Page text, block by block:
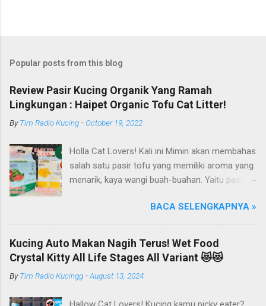
Popular posts from this blog
Review Pasir Kucing Organik Yang Ramah
Lingkungan : Haipet Organic Tofu Cat Litter!
ByTim Radio Kucing -October 19, 2022
Holla Cat Lovers! Kali ini Mimin akan membahas
salah satu pasir tofu yang memiliki aroma yang
menarik, kaya wangi buah-buahan. Yaitu pasir
Haipet merupakan salah satu merk produk
kucing yang diproduksi oleh PT. Arthacat Tirta
Surya, Indonesia. Perusahaan ini bergerak di
bidang produk perlengkapan kucing, seperti Cat
Tree Furniture, Cat Accessories, Cat Food, Cat
Litter, Cat Sandbox/Cat Litter, dan lain-lain.
BACA SELENGKAPNYA »
Kucing Auto Makan Nagih Terus! Wet Food
Crystal Kitty All Life Stages All Variant 😻😻
ByTim Radio Kucingg -August 13, 2024